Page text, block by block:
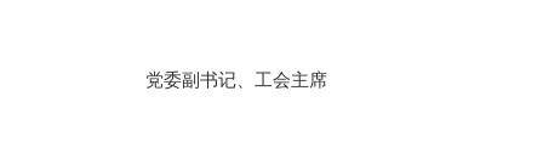
党委副书记、工会主席